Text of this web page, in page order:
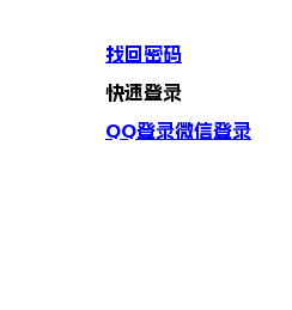
找回密码
快速登录
QQ登录微信登录